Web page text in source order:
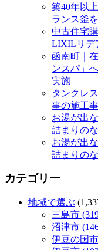
築40年以
ランス釜
中古住宅
LIXILリデ
函南町｜
ンスパ」
実施
タンクレ
事の施工
お湯が出
詰まりの
お湯が出
詰まりの
カテゴリー
地域で選ぶ
三島市
沼津市
伊豆の国